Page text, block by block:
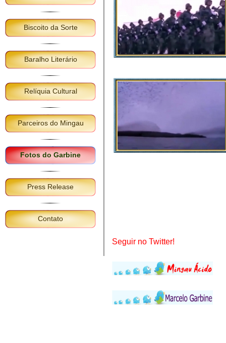
Biscoito da Sorte
Baralho Literário
Relíquia Cultural
Parceiros do Mingau
Fotos do Garbine
Press Release
Contato
Seguir no Twitter!